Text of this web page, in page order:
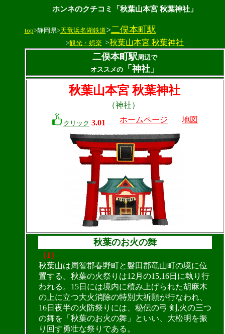
ホンネのクチコミ「秋葉山本宮 秋葉神社」
top>静岡県>天竜浜名湖鉄道>二俣本町駅
>観光・娯楽 >秋葉山本宮 秋葉神社
二俣本町駅周辺で
オススメの
「神社」
秋葉山本宮 秋葉神社
（神社）
クリック 3.01 ホームページ 地図
秋葉のお火の舞
（1）
秋葉山は周智郡春野町と磐田郡竜山町の境に位
置する。秋葉の火祭りは12月の15,16日に執り行
われる。15日には境内に積み上げられた胡麻木
の上に立つ大火消除の特別大祈願が行なわれ、
16日夜半の火防祭りには、秘伝の弓 剣,火の三つ
の舞を「秋葉のお火の舞」といい、大松明を振
り回す勇壮な祭りである。